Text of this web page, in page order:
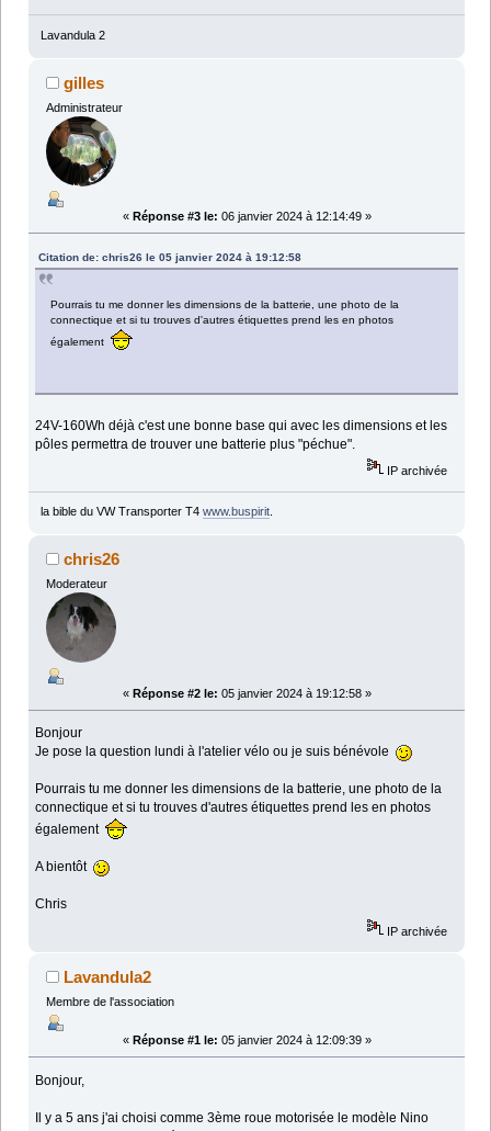
Lavandula 2
gilles
Administrateur
« Réponse #3 le: 06 janvier 2024 à 12:14:49 »
Citation de: chris26 le 05 janvier 2024 à 19:12:58
Pourrais tu me donner les dimensions de la batterie, une photo de la
connectique et si tu trouves d'autres étiquettes prend les en photos
également
24V-160Wh déjà c'est une bonne base qui avec les dimensions et les
pôles permettra de trouver une batterie plus "péchue".
IP archivée
la bible du VW Transporter T4 www.buspirit.
chris26
Moderateur
« Réponse #2 le: 05 janvier 2024 à 19:12:58 »
Bonjour
Je pose la question lundi à l'atelier vélo ou je suis bénévole
Pourrais tu me donner les dimensions de la batterie, une photo de la
connectique et si tu trouves d'autres étiquettes prend les en photos
également
A bientôt
Chris
IP archivée
Lavandula2
Membre de l'association
« Réponse #1 le: 05 janvier 2024 à 12:09:39 »
Bonjour,
Il y a 5 ans j'ai choisi comme 3ème roue motorisée le modèle Nino